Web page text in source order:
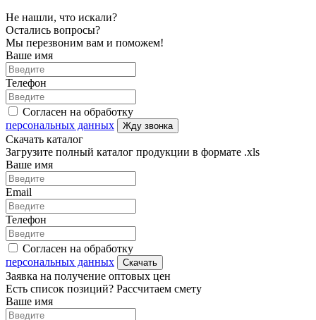
Не нашли, что искали?
Остались вопросы?
Мы перезвоним вам и поможем!
Ваше имя
Телефон
Согласен на обработку
персональных данных
Жду звонка
Скачать каталог
Загрузите полный каталог продукции в формате .xls
Ваше имя
Email
Телефон
Согласен на обработку
персональных данных
Скачать
Заявка на получение оптовых цен
Есть список позиций? Рассчитаем смету
Ваше имя